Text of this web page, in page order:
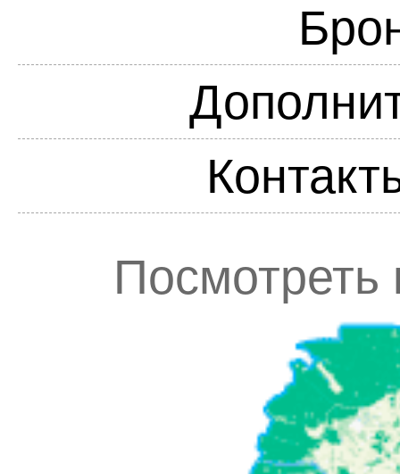
Посмотреть